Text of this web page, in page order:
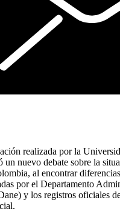
realizada por la
nuevo debate sobre la
al encontrar
por el Departamento
y los registros oficiales